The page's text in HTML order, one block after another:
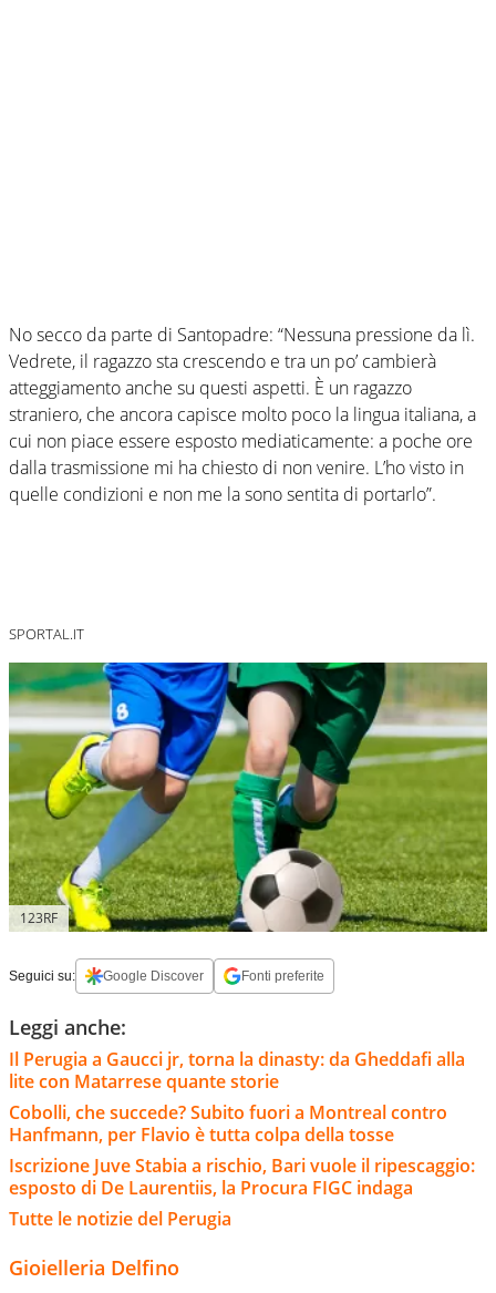
No secco da parte di Santopadre: “Nessuna pressione da lì.
Vedrete, il ragazzo sta crescendo e tra un po’ cambierà
atteggiamento anche su questi aspetti. È un ragazzo
straniero, che ancora capisce molto poco la lingua italiana, a
cui non piace essere esposto mediaticamente: a poche ore
dalla trasmissione mi ha chiesto di non venire. L’ho visto in
quelle condizioni e non me la sono sentita di portarlo”.
SPORTAL.IT
123RF
Seguici su: Google Discover Fonti preferite
Leggi anche:
Il Perugia a Gaucci jr, torna la dinasty: da Gheddafi alla
lite con Matarrese quante storie
Cobolli, che succede? Subito fuori a Montreal contro
Hanfmann, per Flavio è tutta colpa della tosse
Iscrizione Juve Stabia a rischio, Bari vuole il ripescaggio:
esposto di De Laurentiis, la Procura FIGC indaga
Tutte le notizie del Perugia
Gioielleria Delfino